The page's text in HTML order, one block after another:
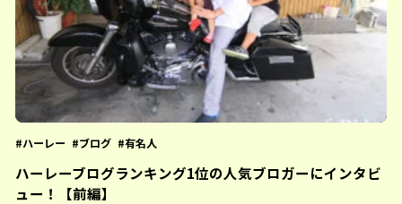
ハーレー ブログ 有名人
ハーレーブログランキング1位の人気ブロガーにインタビ
ュー！【前編】